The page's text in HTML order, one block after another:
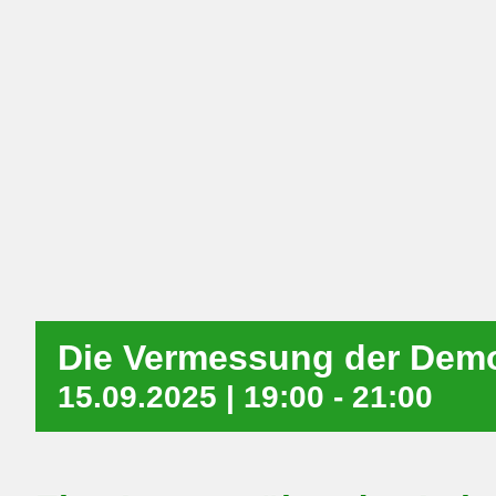
Die Vermessung der
15.09.2025 | 19:00 - 21:00